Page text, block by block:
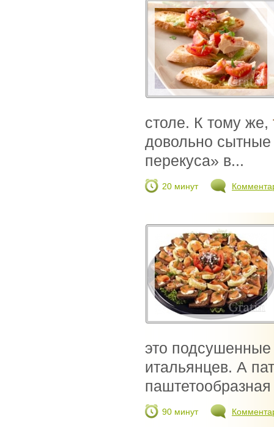
столе. К тому же,
довольно сытные
перекуса» в...
20 минут
это подсушенные
итальянцев. А
90 минут